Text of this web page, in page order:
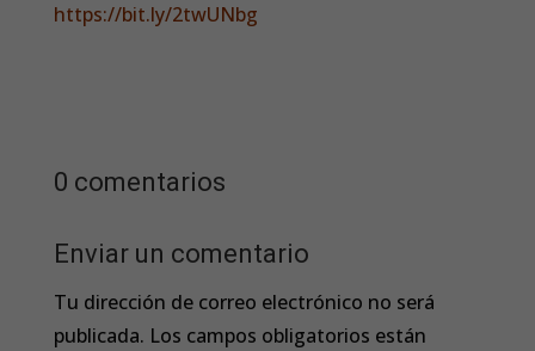
https://bit.ly/2twUNbg
0 comentarios
Enviar un comentario
Tu dirección de correo electrónico no será
publicada. Los campos obligatorios están